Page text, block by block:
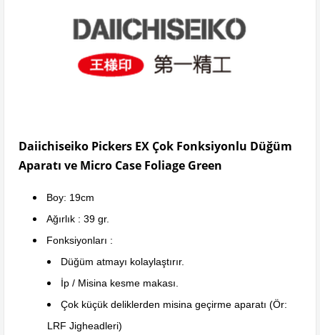
Daiichiseiko Pickers EX Çok Fonksiyonlu Düğüm
Aparatı ve Micro Case Foliage Green
Boy: 19cm
Ağırlık : 39 gr.
Fonksiyonları :
Düğüm atmayı kolaylaştırır.
İp / Misina kesme makası.
Çok küçük deliklerden misina geçirme aparatı (Ör:
LRF Jigheadleri)